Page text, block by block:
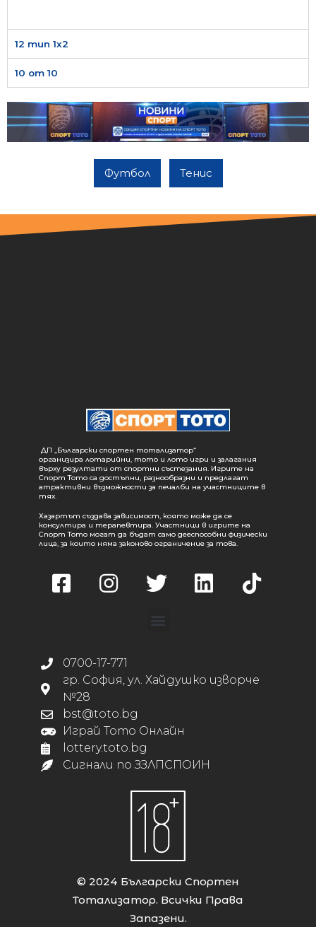
12 тип 1х2
10 от 10
Футбол Тенис
ДП „Български спортен тотализатор“
организира лотарийни, тото и лото игри и залагания
върху резултати от спортни състезания. Игрите на
Спорт Тото са достъпни, разнообразни и предлагат
атрактивни възможности за печалби на участниците в
тях.
Хазартът създава зависимост, която може да се
консултира и терапевтира. Участници в игрите на
Спорт Тото могат да бъдат само дееспособни физически
лица, за които няма законово ограничение за това.
0700-17-771
гр. София, ул. Хайдушко изворче
№28
bst@toto.bg
Играй Тото Онлайн
lottery.toto.bg
Сигнали по ЗЗЛПСПОИН
© 2024 Български Спортен
Тотализатор. Всички Права
Запазени.